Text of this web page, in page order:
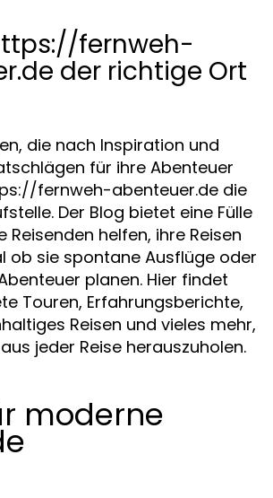
fernweh-
der richtige Ort
die nach Inspiration und
für ihre Abenteuer
fernweh-abenteuer.de die
Der Blog bietet eine Fülle
Reisenden helfen, ihre Reisen
ob sie spontane Ausflüge oder
planen. Hier findet
Touren, Erfahrungsberichte,
Reisen und vieles mehr,
jeder Reise herauszuholen.
moderne